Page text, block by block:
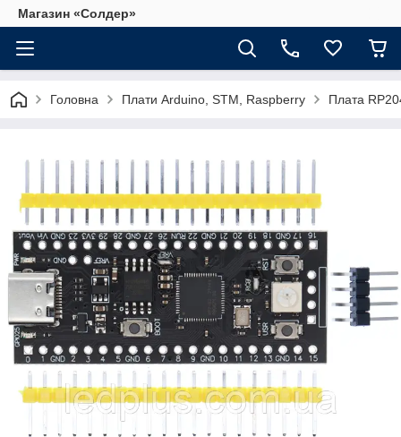
Магазин «Солдер»
Головна Плати Arduino, STM, Raspberry Плата